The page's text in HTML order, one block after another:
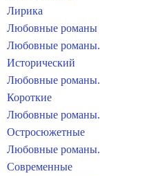
Лирика
Любовные романы
Любовные романы.
Исторический
Любовные романы.
Короткие
Любовные романы.
Остросюжетные
Любовные романы.
Современные